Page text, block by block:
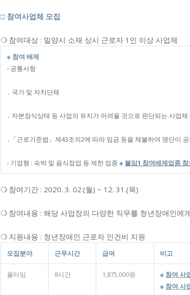
□ 참여사업체 모집
❍ 참여대상 : 밀양시 소재 상시 근로자 1인 이상 사업체
※ 참여 배제
- 공통사항
․ 국가 및 자치단체
․ 자본잠식상태 등 사업의 유지가 어려울 것으로 판단되는 사업체
․「근로기준법」제43조의2에 따라 임금 등을 체불하여 명단이
- 기업형 : 숙박 및 음식점업 등 제한 업종 ※ 붙임1 참여배제업종
❍ 참여기간 : 2020. 3. 02.(월) ~ 12. 31.(목)
❍ 참여내용 : 해당 사업장의 다양한 직무를 청년장애인에
❍ 지원내용 : 청년장애인 근로자 인건비 지원
모집분야 근무시간 급여 비고
풀타임 8시간 1,875,000원 ※ 참여 사
※ 참여 사